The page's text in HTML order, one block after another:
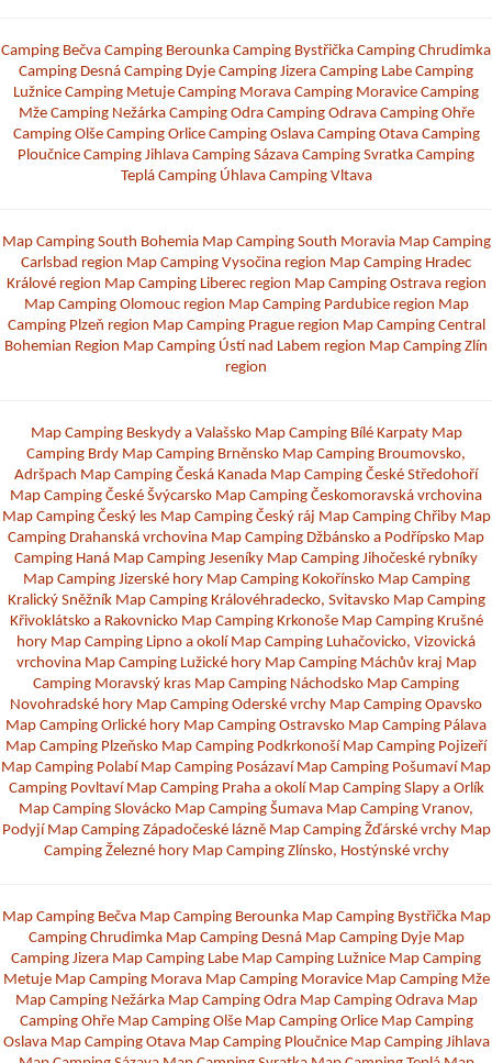
Camping Bečva Camping Berounka Camping Bystřička Camping Chrudimka
Camping Desná Camping Dyje Camping Jizera Camping Labe Camping
Lužnice Camping Metuje Camping Morava Camping Moravice Camping
Mže Camping Nežárka Camping Odra Camping Odrava Camping Ohře
Camping Olše Camping Orlice Camping Oslava Camping Otava Camping
Ploučnice Camping Jihlava Camping Sázava Camping Svratka Camping
Teplá Camping Úhlava Camping Vltava
Map Camping South Bohemia Map Camping South Moravia Map Camping
Carlsbad region Map Camping Vysočina region Map Camping Hradec
Králové region Map Camping Liberec region Map Camping Ostrava region
Map Camping Olomouc region Map Camping Pardubice region Map
Camping Plzeň region Map Camping Prague region Map Camping Central
Bohemian Region Map Camping Ústí nad Labem region Map Camping Zlín
region
Map Camping Beskydy a Valašsko Map Camping Bílé Karpaty Map
Camping Brdy Map Camping Brněnsko Map Camping Broumovsko,
Adršpach Map Camping Česká Kanada Map Camping České Středohoří
Map Camping České Švýcarsko Map Camping Českomoravská vrchovina
Map Camping Český les Map Camping Český ráj Map Camping Chřiby Map
Camping Drahanská vrchovina Map Camping Džbánsko a Podřípsko Map
Camping Haná Map Camping Jeseníky Map Camping Jihočeské rybníky
Map Camping Jizerské hory Map Camping Kokořínsko Map Camping
Kralický Sněžník Map Camping Královéhradecko, Svitavsko Map Camping
Křivoklátsko a Rakovnicko Map Camping Krkonoše Map Camping Krušné
hory Map Camping Lipno a okolí Map Camping Luhačovicko, Vizovická
vrchovina Map Camping Lužické hory Map Camping Máchův kraj Map
Camping Moravský kras Map Camping Náchodsko Map Camping
Novohradské hory Map Camping Oderské vrchy Map Camping Opavsko
Map Camping Orlické hory Map Camping Ostravsko Map Camping Pálava
Map Camping Plzeňsko Map Camping Podkrkonoší Map Camping Pojizeří
Map Camping Polabí Map Camping Posázaví Map Camping Pošumaví Map
Camping Povltaví Map Camping Praha a okolí Map Camping Slapy a Orlík
Map Camping Slovácko Map Camping Šumava Map Camping Vranov,
Podyjí Map Camping Západočeské lázně Map Camping Žďárské vrchy Map
Camping Železné hory Map Camping Zlínsko, Hostýnské vrchy
Map Camping Bečva Map Camping Berounka Map Camping Bystřička Map
Camping Chrudimka Map Camping Desná Map Camping Dyje Map
Camping Jizera Map Camping Labe Map Camping Lužnice Map Camping
Metuje Map Camping Morava Map Camping Moravice Map Camping Mže
Map Camping Nežárka Map Camping Odra Map Camping Odrava Map
Camping Ohře Map Camping Olše Map Camping Orlice Map Camping
Oslava Map Camping Otava Map Camping Ploučnice Map Camping Jihlava